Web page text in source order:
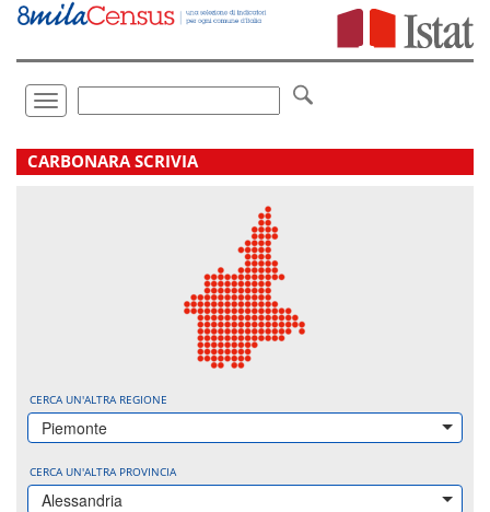
Vai
direttamente
Toggle
navigation
.
CARBONARA SCRIVIA
CERCA UN'ALTRA REGIONE
Piemonte
CERCA UN'ALTRA PROVINCIA
Alessandria